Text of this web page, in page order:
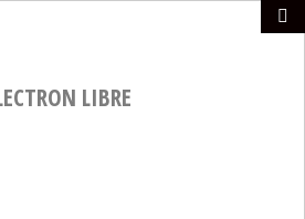
LIBRE